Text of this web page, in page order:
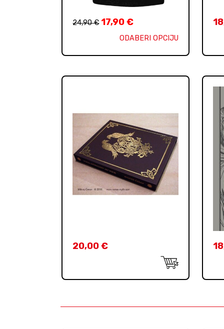
24,90€ 17,90€
ODABERI OPCIJU
20,00€